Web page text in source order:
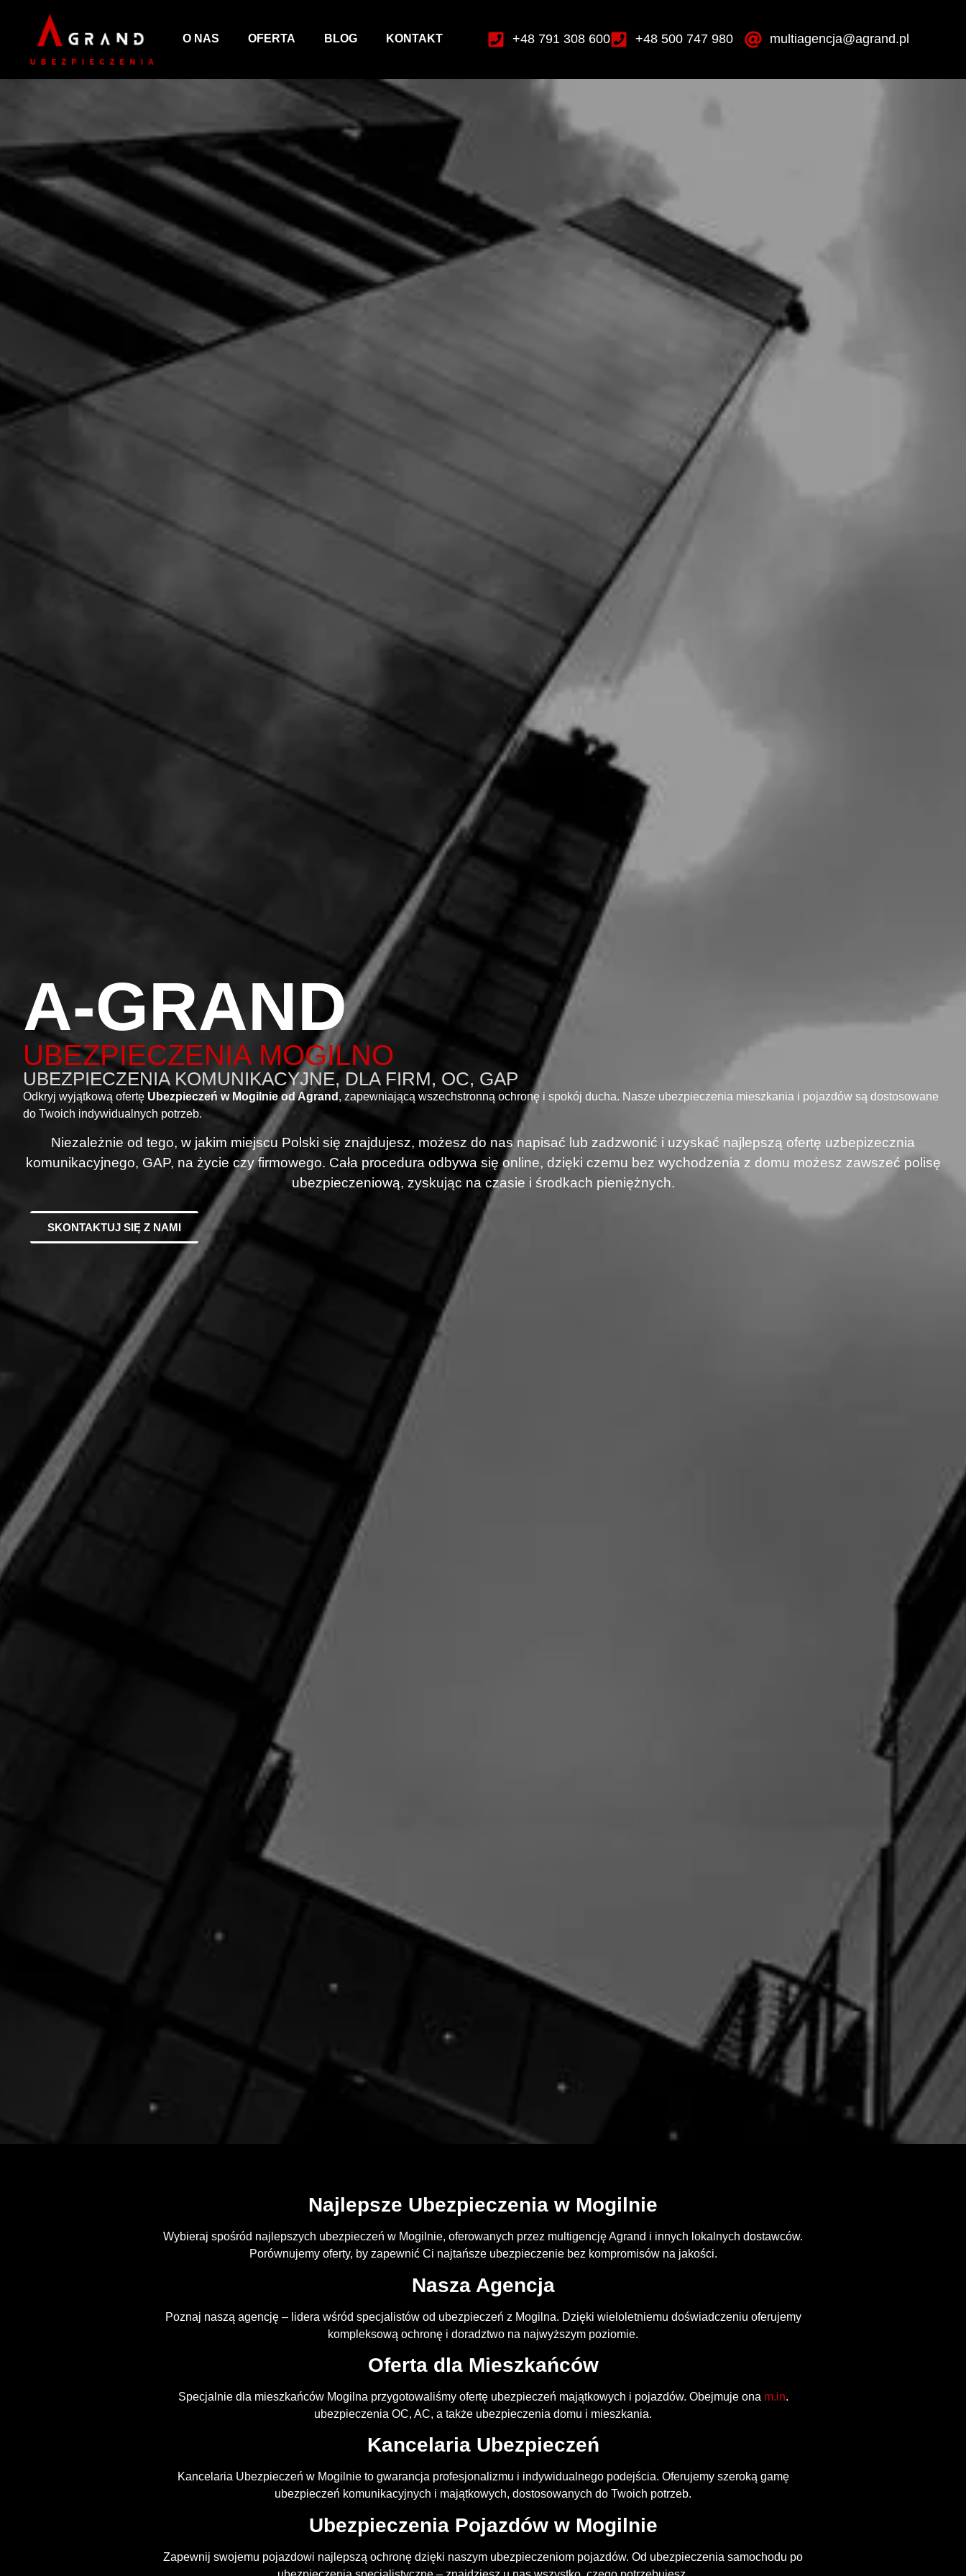
O NAS OFERTA BLOG KONTAKT +48 791 308 600 +48 500 747 980 multiagencja@agrand.pl
A-GRAND
UBEZPIECZENIA MOGILNO
UBEZPIECZENIA KOMUNIKACYJNE, DLA FIRM, OC, GAP
Odkryj wyjątkową ofertę Ubezpieczeń w Mogilnie od Agrand, zapewniającą wszechstronną ochronę i spokój ducha. Nasze ubezpieczenia mieszkania i pojazdów są dostosowane
do Twoich indywidualnych potrzeb.
Niezależnie od tego, w jakim miejscu Polski się znajdujesz, możesz do nas napisać lub zadzwonić i uzyskać najlepszą ofertę uzbepizecznia
komunikacyjnego, GAP, na życie czy firmowego. Cała procedura odbywa się online, dzięki czemu bez wychodzenia z domu możesz zawszeć polisę
ubezpieczeniową, zyskując na czasie i środkach pieniężnych.
SKONTAKTUJ SIĘ Z NAMI
Najlepsze Ubezpieczenia w Mogilnie
Wybieraj spośród najlepszych ubezpieczeń w Mogilnie, oferowanych przez multigencję Agrand i innych lokalnych dostawców.
Porównujemy oferty, by zapewnić Ci najtańsze ubezpieczenie bez kompromisów na jakości.
Nasza Agencja
Poznaj naszą agencję – lidera wśród specjalistów od ubezpieczeń z Mogilna. Dzięki wieloletniemu doświadczeniu oferujemy
kompleksową ochronę i doradztwo na najwyższym poziomie.
Oferta dla Mieszkańców
Specjalnie dla mieszkańców Mogilna przygotowaliśmy ofertę ubezpieczeń majątkowych i pojazdów. Obejmuje ona m.in.
ubezpieczenia OC, AC, a także ubezpieczenia domu i mieszkania.
Kancelaria Ubezpieczeń
Kancelaria Ubezpieczeń w Mogilnie to gwarancja profesjonalizmu i indywidualnego podejścia. Oferujemy szeroką gamę
ubezpieczeń komunikacyjnych i majątkowych, dostosowanych do Twoich potrzeb.
Ubezpieczenia Pojazdów w Mogilnie
Zapewnij swojemu pojazdowi najlepszą ochronę dzięki naszym ubezpieczeniom pojazdów. Od ubezpieczenia samochodu po